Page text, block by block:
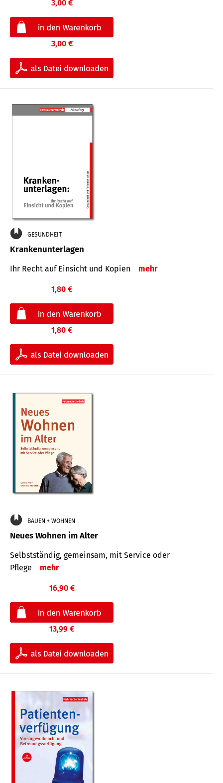
3,00 €
3,00 €
GESUNDHEIT
Krankenunterlagen
Ihr Recht auf Einsicht und Kopien mehr
1,80 €
1,80 €
BAUEN + WOHNEN
Neues Wohnen im Alter
Selbstständig, gemeinsam, mit Service oder
Pflege
mehr
16,90 €
13,99 €